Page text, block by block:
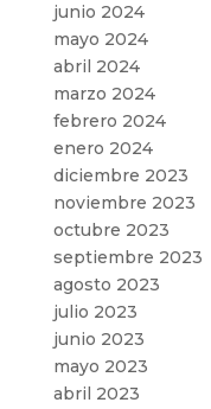
junio 2024
mayo 2024
abril 2024
marzo 2024
febrero 2024
enero 2024
diciembre 2023
noviembre 2023
octubre 2023
septiembre 2023
agosto 2023
julio 2023
junio 2023
mayo 2023
abril 2023